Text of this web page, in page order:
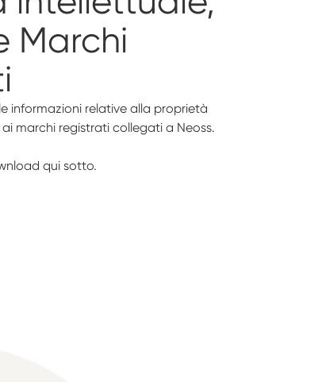
Marchi
informazioni relative alla proprietà
marchi registrati collegati a Neoss.
qui sotto.